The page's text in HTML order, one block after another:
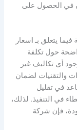
في الحصول على
يتعلق بـ اسعار
حول تكلفة
أي تكاليف غير
والتقنيات لضمان
في تقليل
في التنفيذ. لذلك،
فإن شركة